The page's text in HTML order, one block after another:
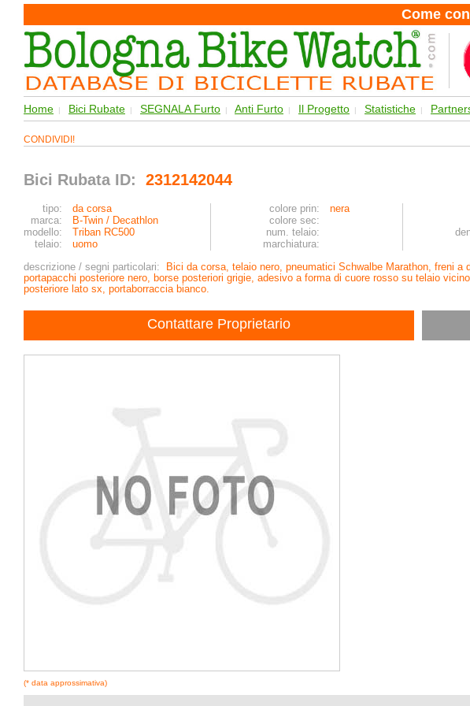
Come
Home | Bici Rubate | SEGNALA Furto | Anti Furto | Il Progetto | Statistiche |
CONDIVIDI!
Bici Rubata ID: 2312142044
tipo: da corsa colore prin: nera
marca:
B-Twin / Decathlon colore sec:
modello:
Triban RC500 num. telaio:
telaio:
uomo
marchiatura:
descrizione / segni particolari:
Bici da corsa, telaio nero, pneumatici Schwalbe Marathon, freni
portapacchi posteriore nero, borse posteriori grigie, adesivo a forma di cuore rosso su telaio
posteriore lato sx, portaborraccia bianco.
Contattare Proprietario
(* data approssimativa)